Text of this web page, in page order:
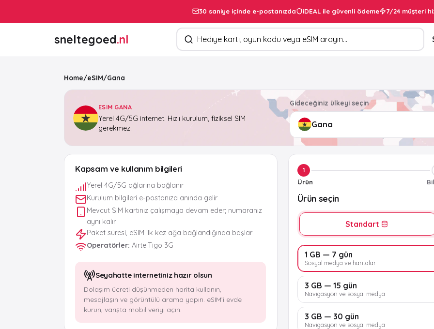
30 saniye içinde e-postanızda iDEAL ile güvenli ödeme 7/24 müşteri
sneltegoed.nl Ürün arayın
Home/eSIM/Gana
ESIM GANA
Yerel 4G/5G internet. Hızlı kurulum, fiziksel SIM
gerekmez.
Gideceğiniz ülkeyi seçin
Kapsam ve kullanım bilgileri
Yerel 4G/5G ağlarına bağlanır
Kurulum bilgileri e-postanıza anında gelir
Mevcut SIM kartınız çalışmaya devam eder; numaranız
aynı kalır
Paket süresi, eSIM ilk kez ağa bağlandığında başlar
Operatörler: AirtelTigo 3G
Seyahatte internetiniz hazır olsun
Dolaşım ücreti düşünmeden harita kullanın,
mesajlaşın ve görüntülü arama yapın. eSIM’i evde
kurun, varışta mobil veriyi açın.
1
Ürün
Ürün seçin
Standart
1 GB — 7 gün
Sosyal medya ve haritalar
3 GB — 15 gün
Navigasyon ve sosyal medya
3 GB — 30 gün
Navigasyon ve sosyal medya